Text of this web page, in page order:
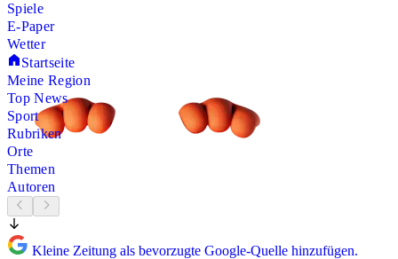
Spiele
E-Paper
Wetter
Startseite
Meine Region
Top News
Sport
Rubriken
Orte
Themen
Autoren
Kleine Zeitung als bevorzugte Google-Quelle hinzufügen.